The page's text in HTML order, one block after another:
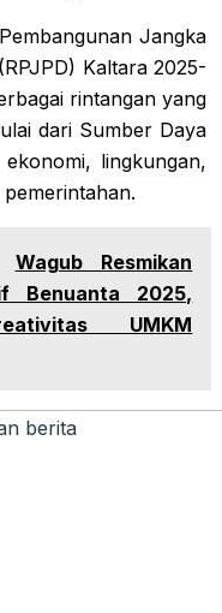
Jangka
Kaltara 2025-
rintangan yang
dari Sumber Daya
lingkungan,
Wagub Resmikan
Benuanta 2025,
UMKM